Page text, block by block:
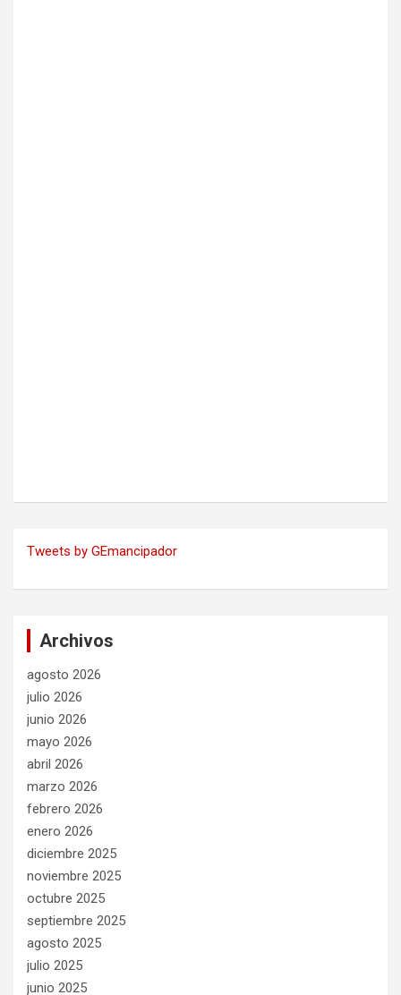
Tweets by GEmancipador
Archivos
agosto 2026
julio 2026
junio 2026
mayo 2026
abril 2026
marzo 2026
febrero 2026
enero 2026
diciembre 2025
noviembre 2025
octubre 2025
septiembre 2025
agosto 2025
julio 2025
junio 2025